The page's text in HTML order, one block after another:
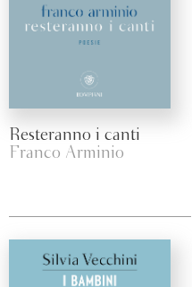
Resteranno i canti
Franco Arminio